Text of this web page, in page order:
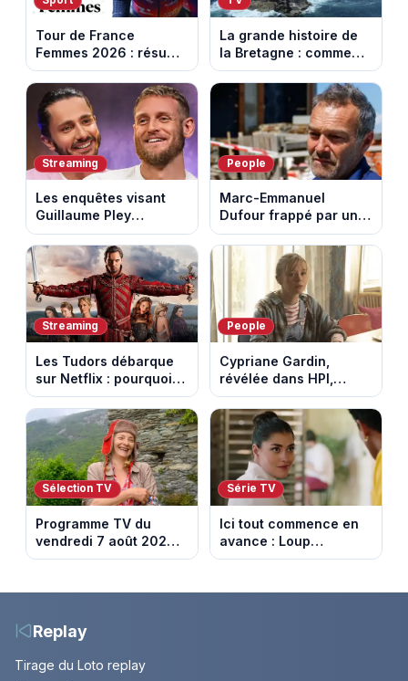
Tour de France
Femmes 2026 : résumé
vidéo de la 7e étape
avec l'ascension du
Mont Ventoux
La grande histoire de
la Bretagne : comment
les Bretons ont
défendu leur culture
au fil des décennies
Streaming
Les enquêtes visant
Guillaume Pley
poussent Ragnar Le
Breton à quitter la
tournée Legend
People
Marc-Emmanuel
Dufour frappé par un
terrible incendie : son
chalet part en fumée
Streaming
Les Tudors débarque
sur Netflix : pourquoi la
série n’a rien perdu de
son pouvoir
People
Cypriane Gardin,
révélée dans HPI,
lance une cagnotte
après des difficultés
financières
Sélection TV
Programme TV du
vendredi 7 août 2026 :
notre sélection pour
Série TV
Ici tout commence en
avance : Loup
découvre la trahison
10 août 2026 (spoiler)
Replay
Tirage du Loto replay